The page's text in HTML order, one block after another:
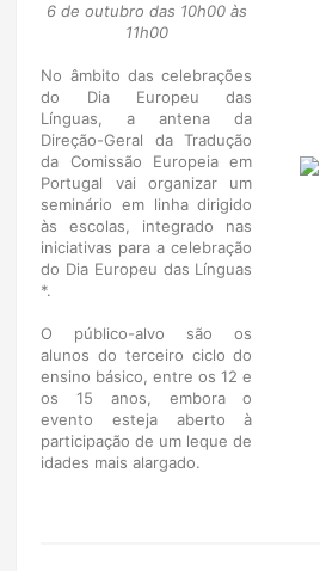
6 de outubro das 10h00 às
11h00
No âmbito das celebrações
do Dia Europeu das
Línguas, a antena da
Direção-Geral da Tradução
da Comissão Europeia em
Portugal vai organizar um
seminário em linha dirigido
às escolas, integrado nas
iniciativas para a celebração
do Dia Europeu das Línguas
*.
O público-alvo são os
alunos do terceiro ciclo do
ensino básico, entre os 12 e
os 15 anos, embora o
evento esteja aberto à
participação de um leque de
idades mais alargado.